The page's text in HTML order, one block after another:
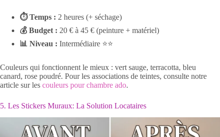
⏱ Temps : 2 heures (+ séchage)
💰 Budget : 20 € à 45 € (peinture + matériel)
📊 Niveau : Intermédiaire ⭐⭐
Couleurs qui fonctionnent le mieux : vert sauge, terracotta, bleu
canard, rose poudré. Pour les associations de teintes, consulte notre
article sur les couleurs pour chambre ado.
5. Les Stickers Muraux: La Solution Locataires